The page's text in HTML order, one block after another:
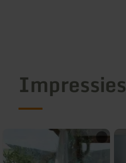
Impressies